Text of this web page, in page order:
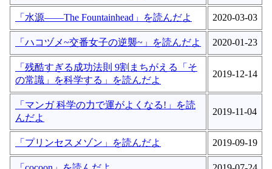
「水源――The Fountainhead」を読んだよ 2020-03-03
「ハコヅメ~交番女子の逆襲~」を読んだよ 2020-01-23
「残酷すぎる成功法則 9割まちがえる「そ
の常識」を科学する」を読んだよ
2019-12-14
「マンガ 科学の力で運がよくなる!」を読
んだよ
2019-11-04
「プリンセスメゾン」を読んだよ 2019-09-19